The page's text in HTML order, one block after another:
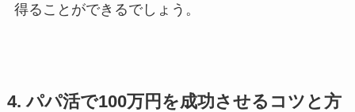
得ることができるでしょう。
4. パパ活で100万円を成功させるコツと方